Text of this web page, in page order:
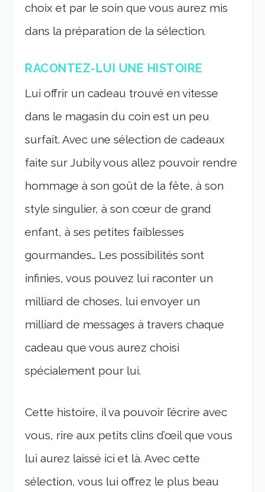
choix et par le soin que vous aurez mis
dans la préparation de la sélection.
RACONTEZ-LUI UNE HISTOIRE
Lui offrir un cadeau trouvé en vitesse
dans le magasin du coin est un peu
surfait. Avec une sélection de cadeaux
faite sur Jubily vous allez pouvoir rendre
hommage à son goût de la fête, à son
style singulier, à son cœur de grand
enfant, à ses petites faiblesses
gourmandes… Les possibilités sont
infinies, vous pouvez lui raconter un
milliard de choses, lui envoyer un
milliard de messages à travers chaque
cadeau que vous aurez choisi
spécialement pour lui.
Cette histoire, il va pouvoir l’écrire avec
vous, rire aux petits clins d’œil que vous
lui aurez laissé ici et là. Avec cette
sélection, vous lui offrez le plus beau